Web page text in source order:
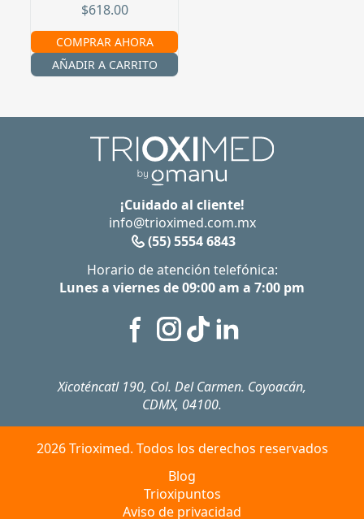
$618.00
COMPRAR AHORA
AÑADIR A CARRITO
¡Cuidado al cliente!
info@trioximed.com.mx
(55) 5554 6843
Horario de atención telefónica:
Lunes a viernes de 09:00 am a 7:00 pm
Xicoténcatl 190, Col. Del Carmen. Coyoacán,
CDMX, 04100.
2026 Trioximed. Todos los derechos reservados
Blog
Trioxipuntos
Aviso de privacidad